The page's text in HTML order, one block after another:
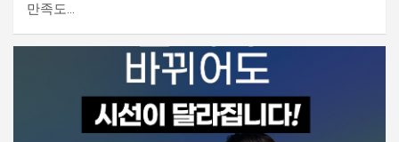
만족도…